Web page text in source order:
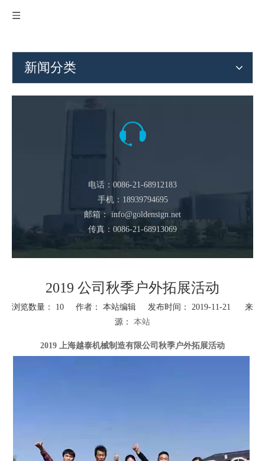
新闻分类
电话：0086-21-68912183
手机：18939794695
邮箱： info@goldensign.net
传真：0086-21-68913069
2019 公司秋季户外拓展活动
浏览数量： 10 作者： 本站编辑 发布时间： 2019-11-21 来
源： 本站
["wechat","weibo","qzone","douban","email"]
2019 上海越泰机械制造有限公司秋季户外拓展活动